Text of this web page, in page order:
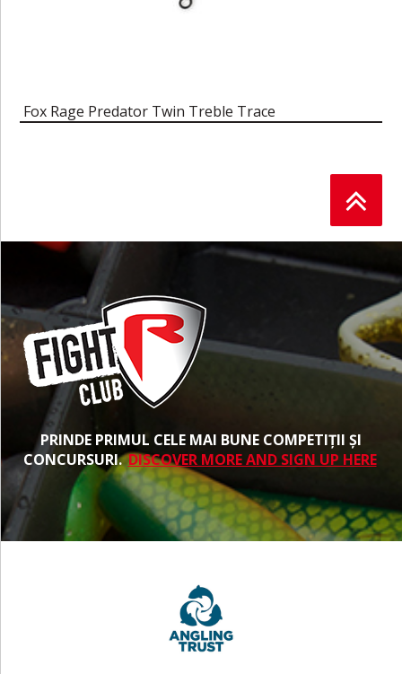
Fox Rage Predator Twin Treble Trace
PRINDE PRIMUL CELE MAI BUNE COMPETIȚII ȘI
CONCURSURI.DISCOVER MORE AND SIGN UP HERE